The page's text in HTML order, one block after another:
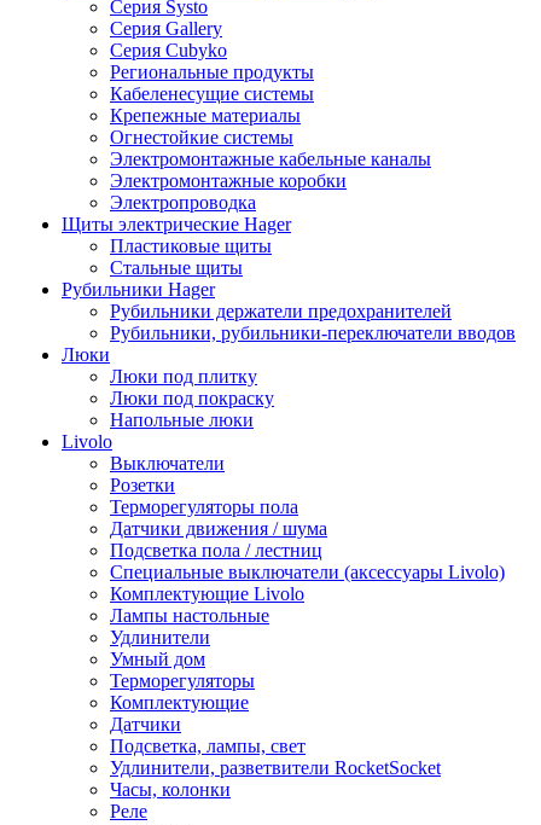
Серия Systo
Серия Gallery
Серия Cubyko
Региональные продукты
Кабеленесущие системы
Крепежные материалы
Огнестойкие системы
Электромонтажные кабельные каналы
Электромонтажные коробки
Электропроводка
Щиты электрические Hager
Пластиковые щиты
Стальные щиты
Рубильники Hager
Рубильники держатели предохранителей
Рубильники, рубильники-переключатели вводов
Люки
Люки под плитку
Люки под покраску
Напольные люки
Livolo
Выключатели
Розетки
Терморегуляторы пола
Датчики движения / шума
Подсветка пола / лестниц
Специальные выключатели (аксессуары Livolo)
Комплектующие Livolo
Лампы настольные
Удлинители
Умный дом
Терморегуляторы
Комплектующие
Датчики
Подсветка, лампы, свет
Удлинители, разветвители RocketSocket
Часы, колонки
Реле